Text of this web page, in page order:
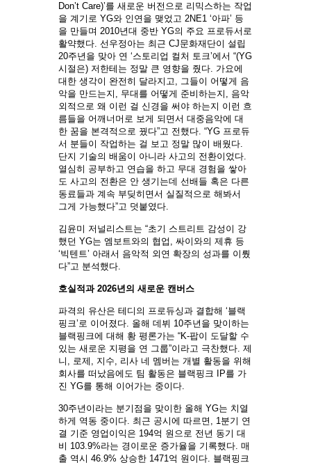
Don’t Care)’를 새로운 버전으로 리믹스하는 작업
을 계기로 YG와 인연을 맺었고 2NE1 ‘아파’ 등
을 만들며 2010년대 중반 YG의 주요 프로듀서로
활약했다. 선우정아는 최근 CJ문화재단이 설립
20주년을 맞아 연 ‘스토리업 컬처 토크’에서 “(YG
시절은) 저한테는 정말 큰 영향을 줬다. 가요에
대한 생각이 완전히 달라지고, 그들이 어떻게 음
악을 만드는지, 무대를 어떻게 준비하는지, 음악
외적으로 왜 이런 걸 신경을 써야 하는지 이런 흐
름들을 어깨너머로 보게 되면서 대중음악에 대
한 꿈을 본격적으로 꿨다”고 전했다. “YG 프로듀
서 분들이 작업하는 걸 보고 정말 많이 배웠다.
단지 기술의 배움이 아니라 사고의 전환이었다.
열심히 공부하고 연습을 하고 무대 경험을 쌓아
도 사고의 전환은 안 생기는데 선배들 혹은 다른
동료들과 계속 부딪히면서 실질적으로 해봐서
그게 가능했다”고 덧붙였다.
김윤미 저널리스트는 “초기 스트리트 감성이 강
했던 YG는 엠보트와의 협업, 싸이와의 제휴 등
‘빅텐트’ 아래서 음악적 외연 확장의 성과를 이뤘
다”고 분석했다.
호실적과 2026년의 새로운 캔버스
파격의 유산은 테디의 프로듀싱과 결합해 ‘블랙
핑크’로 이어졌다. 올해 데뷔 10주년을 맞이하는
블랙핑크에 대해 황 평론가는 “K-팝이 도달할 수
있는 새로운 지평을 연 그룹”이라고 극찬했다. 제
니, 로제, 지수, 리사 네 멤버는 개별 활동을 위해
회사를 떠났음에도 팀 활동은 블랙핑크 IP를 가
진 YG를 통해 이어가는 중이다.
30주년이라는 분기점을 맞이한 올해 YG는 치열
하게 역동 중이다. 최근 공시에 따르면, 1분기 연
결 기준 영업이익은 194억 원으로 전년 동기 대
비 103.9%라는 경이로운 증가율을 기록했다. 매
출 역시 46.9% 상승한 1471억 원이다. 블랙핑크